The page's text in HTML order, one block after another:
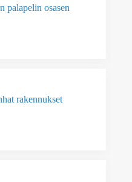
palapelin osasen
rakennukset